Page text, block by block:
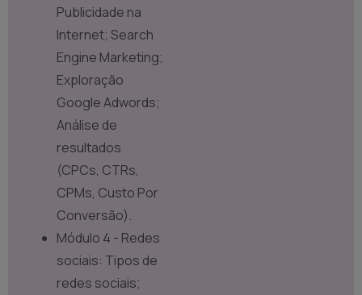
Publicidade na
Internet; Search
Engine Marketing;
Exploração
Google Adwords;
Análise de
resultados
(CPCs, CTRs,
CPMs, Custo Por
Conversão).
Módulo 4 - Redes
sociais: Tipos de
redes sociais;